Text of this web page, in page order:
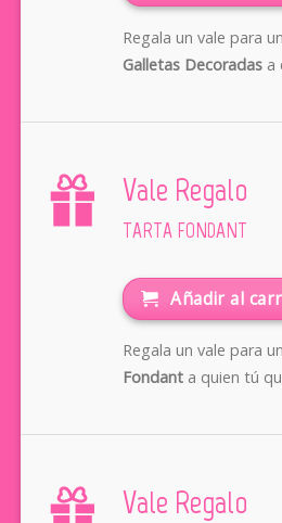
Regala un vale para
Galletas Decoradasa
Vale Regalo
TARTA FONDANT
Añadir al
Regala un vale para
Fondanta quien tú
Vale Regalo